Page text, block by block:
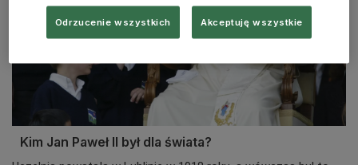
Kim Jan Paweł II był dla świata?
Odrzucenie wszystkich Akceptuję wszystkie